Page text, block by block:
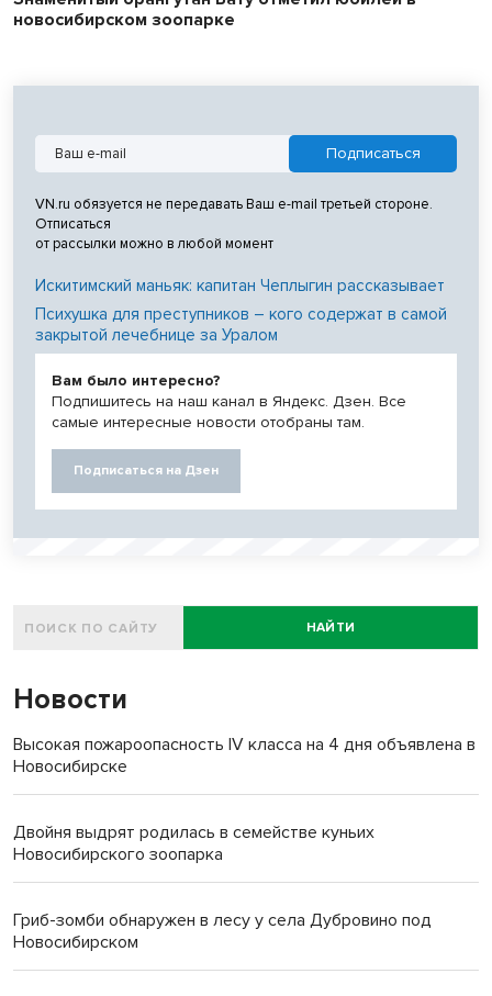
новосибирском зоопарке
VN.ru обязуется не передавать Ваш e-mail третьей стороне.
Отписаться
от рассылки можно в любой момент
Искитимский маньяк: капитан Чеплыгин рассказывает
Психушка для преступников – кого содержат в самой
закрытой лечебнице за Уралом
Вам было интересно?
Подпишитесь на наш канал в Яндекс. Дзен. Все
самые интересные новости отобраны там.
Подписаться на Дзен
НАЙТИ
Новости
Высокая пожароопасность IV класса на 4 дня объявлена в
Новосибирске
Двойня выдрят родилась в семействе куньих
Новосибирского зоопарка
Гриб-зомби обнаружен в лесу у села Дубровино под
Новосибирском